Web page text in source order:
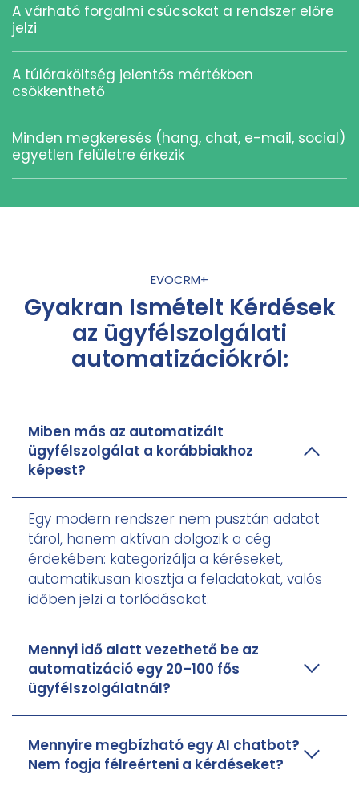
A várható forgalmi csúcsokat a rendszer előre
jelzi
A túlóraköltség jelentős mértékben
csökkenthető
Minden megkeresés (hang, chat, e-mail, social)
egyetlen felületre érkezik
EVOCRM+
Gyakran Ismételt Kérdések
az ügyfélszolgálati
automatizációkról:
Miben más az automatizált
ügyfélszolgálat a korábbiakhoz
képest?
Egy modern rendszer nem pusztán adatot
tárol, hanem aktívan dolgozik a cég
érdekében: kategorizálja a kéréseket,
automatikusan kiosztja a feladatokat, valós
időben jelzi a torlódásokat.
Mennyi idő alatt vezethető be az
automatizáció egy 20–100 fős
ügyfélszolgálatnál?
Mennyire megbízható egy AI chatbot?
Nem fogja félreérteni a kérdéseket?